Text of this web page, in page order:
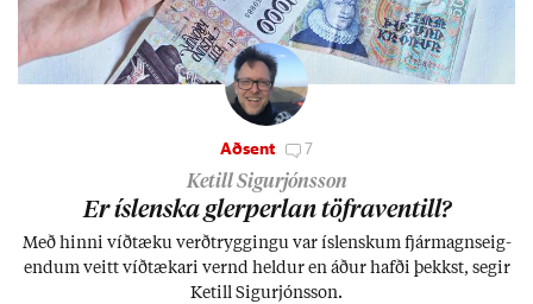
Aðsent 7
Ketill Sigurjónsson
Er ís­lenska glerperl­an töfra­ventill?
Með hinni víð­tæku verð­trygg­ingu var ís­lensk­um fjár­magns­eig­
end­um veitt víð­tæk­ari vernd held­ur en áð­ur hafði þekkst, seg­ir
Ketill Sig­ur­jóns­son.